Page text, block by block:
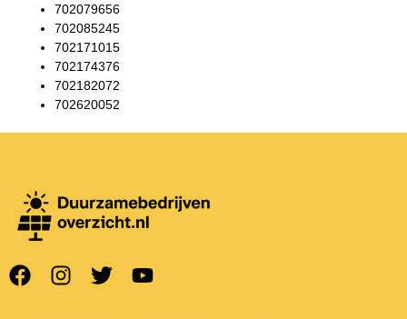
702079656
702085245
702171015
702174376
702182072
702620052